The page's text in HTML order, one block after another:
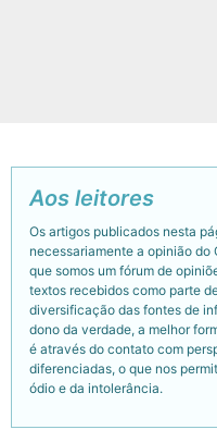
Aos leitores
Os artigos publicados nesta
necessariamente a opinião do
que somos um fórum de
textos recebidos como parte
diversificação das fontes de
dono da verdade, a melhor
é através do contato com
diferenciadas, o que nos
ódio e da intolerância.